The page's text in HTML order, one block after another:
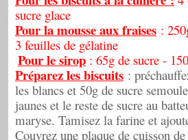
sucre glace
Pour la mousse aux fraises :
3 feuilles de gélatine
Pour le sirop : 65g de sucre -
Préparez les biscuits :
les blancs et 50g de sucre
jaunes et le reste de sucre au
maryse. Tamisez la farine et
Couvrez une plaque de cuisson